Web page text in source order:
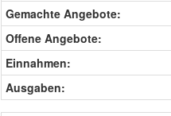
Gemachte Angebote:
Offene Angebote:
Einnahmen:
Ausgaben: